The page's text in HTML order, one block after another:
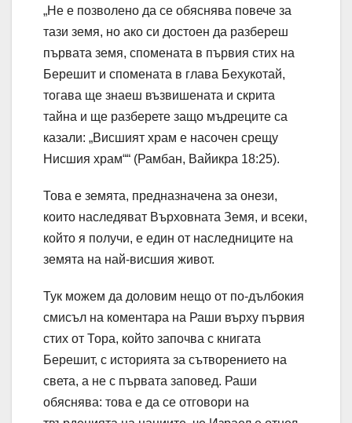
„Не е позволено да се обяснява повече за
тази земя, но ако си достоен да разбереш
първата земя, спомената в първия стих на
Берешит и спомената в глава Бехукотай,
тогава ще знаеш възвишената и скрита
тайна и ще разберете защо мъдреците са
казали: „Висшият храм е насочен срещу
Нисшия храм““ (Рамбан, Вайикра 18:25).
Това е земята, предназначена за онези,
които наследяват Върховната Земя, и всеки,
който я получи, е един от наследниците на
земята на най-висшия живот.
Тук можем да доловим нещо от по-дълбокия
смисъл на коментара на Раши върху първия
стих от Тора, който започва с книгата
Берешит, с историята за сътворението на
света, а не с първата заповед. Раши
обяснява: това е да се отговори на